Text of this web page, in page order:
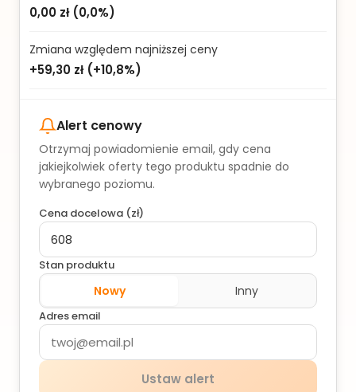
0,00 zł(0,0%)
Zmiana względem najniższej ceny
+59,30 zł(+10,8%)
Alert cenowy
Otrzymaj powiadomienie email, gdy cena
jakiejkolwiek oferty tego produktu spadnie do
wybranego poziomu.
Cena docelowa (zł)
Stan produktu
Nowy Inny
Adres email
Ustaw alert